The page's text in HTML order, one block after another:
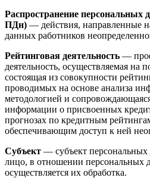
Распространение персональных
ПДн) — действия, направленные
данных работников
Рейтинговая деятельность —
деятельность, осуществляемая на
состоящая из совокупности
проводимых на основе анализа
методологией и
информации о присвоенных
прогнозах по кредитным
обеспечивающим доступ к ней
Субъект — субъект
лицо, в отношении персональных
осуществляется их обработка.